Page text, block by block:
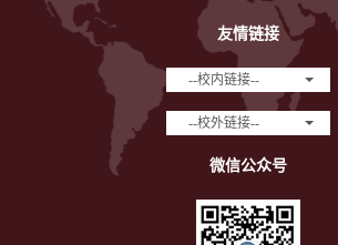
友情链接
--校内链接--
--校外链接--
微信公众号